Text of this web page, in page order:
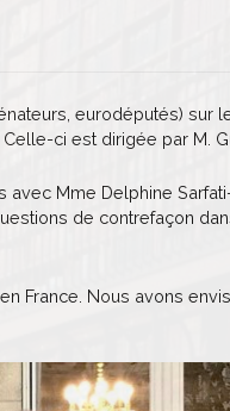
eurodéputés)
ci est dirigée par M.
Mme Delphine
de contrefaçon
France. Nous avons